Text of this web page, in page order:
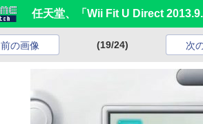
任天堂、「Wii Fit U Direct
前の画像 (19/24) 次